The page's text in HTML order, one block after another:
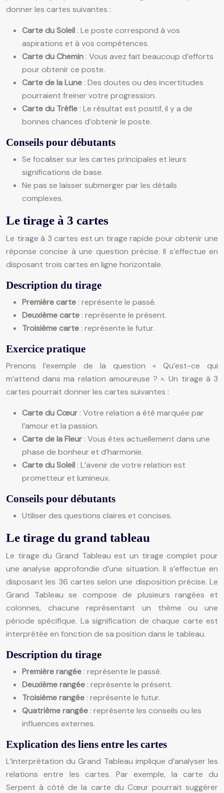
donner les cartes suivantes :
Carte du Soleil : Le poste correspond à vos
aspirations et à vos compétences.
Carte du Chemin : Vous avez fait beaucoup d’efforts
pour obtenir ce poste.
Carte de la Lune : Des doutes ou des incertitudes
pourraient freiner votre progression.
Carte du Trèfle : Le résultat est positif, il y a de
bonnes chances d’obtenir le poste.
Conseils pour débutants
Se focaliser sur les cartes principales et leurs
significations de base.
Ne pas se laisser submerger par les détails
complexes.
Le tirage à 3 cartes
Le tirage à 3 cartes est un tirage rapide pour obtenir une
réponse concise à une question précise. Il s’effectue en
disposant trois cartes en ligne horizontale.
Description du tirage
Première carte : représente le passé.
Deuxième carte : représente le présent.
Troisième carte : représente le futur.
Exercice pratique
Prenons l’exemple de la question « Qu’est-ce qui
m’attend dans ma relation amoureuse ? ». Un tirage à 3
cartes pourrait donner les cartes suivantes :
Carte du Cœur : Votre relation a été marquée par
l’amour et la passion.
Carte de la Fleur : Vous êtes actuellement dans une
phase de bonheur et d’harmonie.
Carte du Soleil : L’avenir de votre relation est
prometteur et lumineux.
Conseils pour débutants
Utiliser des questions claires et concises.
Le tirage du grand tableau
Le tirage du Grand Tableau est un tirage complet pour
une analyse approfondie d’une situation. Il s’effectue en
disposant les 36 cartes selon une disposition précise. Le
Grand Tableau se compose de plusieurs rangées et
colonnes, chacune représentant un thème ou une
période spécifique. La signification de chaque carte est
interprétée en fonction de sa position dans le tableau.
Description du tirage
Première rangée : représente le passé.
Deuxième rangée : représente le présent.
Troisième rangée : représente le futur.
Quatrième rangée : représente les conseils ou les
influences externes.
Explication des liens entre les cartes
L’interprétation du Grand Tableau implique d’analyser les
relations entre les cartes. Par exemple, la carte du
Serpent à côté de la carte du Cœur pourrait suggérer